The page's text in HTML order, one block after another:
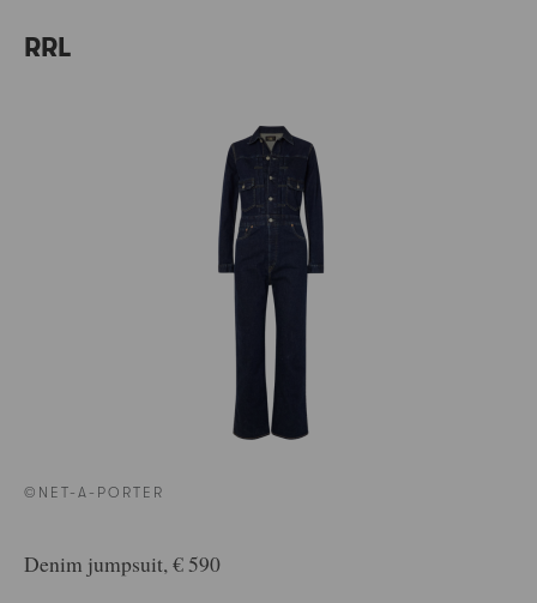
RRL
©NET-A-PORTER
Denim jumpsuit, € 590